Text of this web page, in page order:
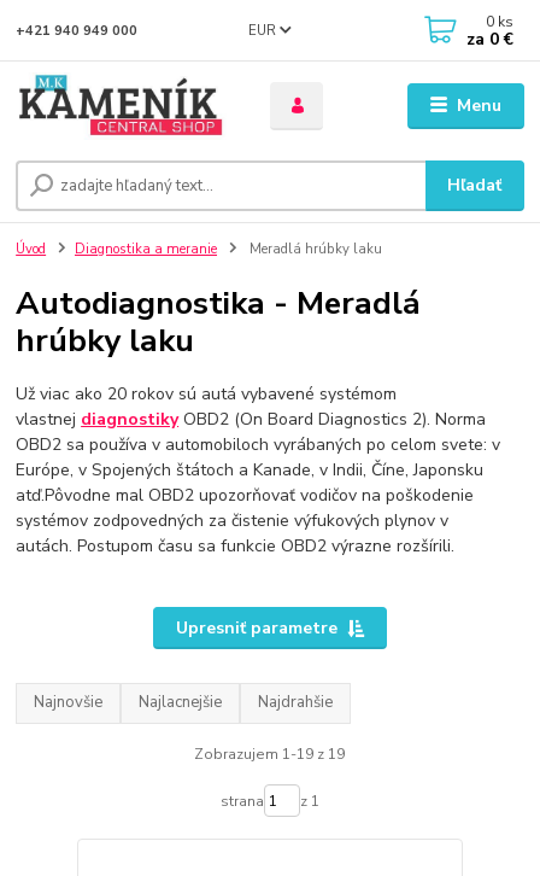
Menu
EUR
Hľadať
+421 940 949 000 0 ks
za 0 €
Úvod Diagnostika a meranie Meradlá hrúbky laku
Autodiagnostika - Meradlá
hrúbky laku
Už viac ako 20 rokov sú autá vybavené systémom
vlastnej diagnostikyOBD2 (On Board Diagnostics 2). Norma
OBD2 sa používa v automobiloch vyrábaných po celom svete: v
Európe, v Spojených štátoch a Kanade, v Indii, Číne, Japonsku
atď.Pôvodne mal OBD2 upozorňovať vodičov na poškodenie
systémov zodpovedných za čistenie výfukových plynov v
autách. Postupom času sa funkcie OBD2 výrazne rozšírili.
Upresniť parametre
Najnovšie Najlacnejšie Najdrahšie
Zobrazujem 1-19 z 19
strana z 1